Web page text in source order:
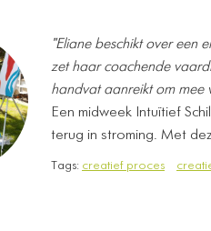
"Eliane beschikt over een
zet haar coachende
handvat aanreikt om mee
Een midweek Intuïtief
terug in stroming. Met
Tags: creatief proces